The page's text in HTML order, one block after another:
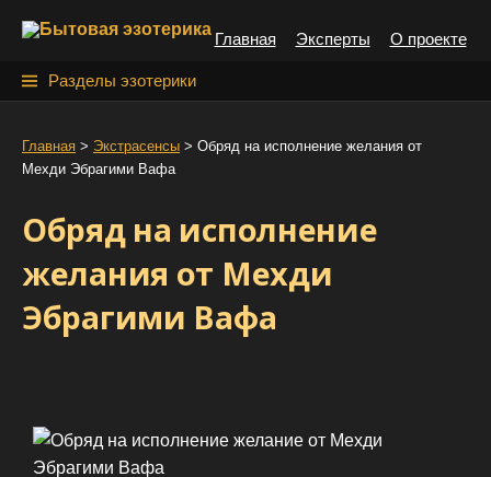
Главная Эксперты О проекте
Разделы эзотерики
Главная > Экстрасенсы > Обряд на исполнение желания от
Мехди Эбрагими Вафа
Обряд на исполнение
желания от Мехди
Эбрагими Вафа